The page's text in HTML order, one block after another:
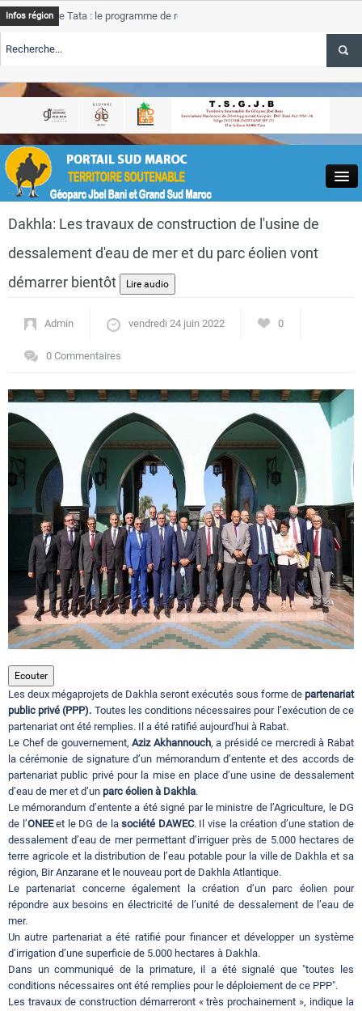
Close
Actualités
Tourisme
Régions
Hotels
Evenements
Contact
Infos région
Tata : le programme de rehabilitation post-inondations
TSGJB Tourisme : l’ONMT renforce l’aerien a Dakhla et
Tata
service
TSGJB Tourisme au Maroc : Transavia renforce les vols Paris-
Dakhla: Les travaux de construction de l'usine de
dessalement d'eau de mer et du parc éolien vont
démarrer bientôt
Admin vendredi 24 juin 2022 0
0 Commentaires
Ecouter
Les deux mégaprojets de Dakhla seront exécutés sous forme de partenariat
public privé (PPP). Toutes les conditions nécessaires pour l’exécution de ce
partenariat ont été remplies. Il a été ratifié aujourd'hui à Rabat.
Le Chef de gouvernement,Aziz Akhannouch, a présidé ce mercredi à Rabat
la cérémonie de signature d’un mémorandum d’entente et des accords de
partenariat public privé pour la mise en place d’une usine de dessalement
d’eau de mer et d’un parc éolien à Dakhla.
Le mémorandum d’entente a été signé par le ministre de l’Agriculture, le DG
de l’ONEEet le DG de lasociété DAWEC. Il vise la création d’une station de
dessalement d’eau de mer permettant d’irriguer près de 5.000 hectares de
terre agricole et la distribution de l’eau potable pour la ville de Dakhla et sa
région, Bir Anzarane et le nouveau port de Dakhla Atlantique.
Le partenariat concerne également la création d’un parc éolien pour
répondre aux besoins en électricité de l’unité de dessalement de l’eau de
mer.
Un autre partenariat a été ratifié pour financer et développer un système
d’irrigation d’une superficie de 5.000 hectares à Dakhla.
Dans un communiqué de la primature, il a été signalé que "toutes les
conditions nécessaires ont été remplies pour le déploiement de ce PPP".
Les travaux de construction démarreront « très prochainement », indique la